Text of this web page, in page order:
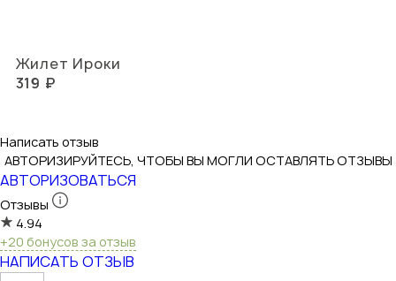
Жилет Ироки
319 ₽
Написать отзыв
АВТОРИЗИРУЙТЕСЬ, ЧТОБЫ ВЫ МОГЛИ ОСТАВЛЯТЬ ОТЗЫВЫ
АВТОРИЗОВАТЬСЯ
Отзывы
4.94
+20 бонусов за отзыв
НАПИСАТЬ ОТЗЫВ